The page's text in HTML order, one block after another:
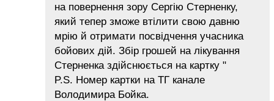
на повернення зору Сергію Стерненку,
який тепер зможе втілити свою давню
мрію й отримати посвідчення учасника
бойових дій. Збір грошей на лікування
Стерненка здійснюється на картку "
P.S. Номер картки на ТГ канале
Володимира Бойка.